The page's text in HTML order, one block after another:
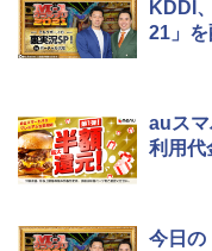
KDDI
21」
auスマ
利用代
今日の